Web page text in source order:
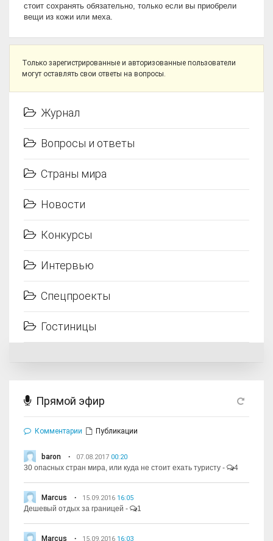
стоит сохранять обязательно, только если вы приобрели
вещи из кожи или меха.
Только зарегистрированные и авторизованные пользователи
могут оставлять свои ответы на вопросы.
Журнал
Вопросы и ответы
Страны мира
Новости
Конкурсы
Интервью
Спецпроекты
Гостиницы
Прямой эфир
Комментарии Публикации
baron 07.08.2017 00:20
30 опасных стран мира, или куда не стоит ехать туристу - 4
Marcus 15.09.2016 16:05
Дешевый отдых за границей - 1
Marcus 15.09.2016 16:03